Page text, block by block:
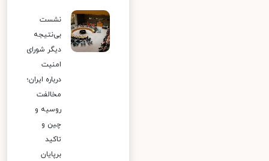
نشست
بی‌نتیجه
دیگر شورای
امنیت
درباره ایران؛
مخالفت
روسیه و
چین و
تاکید
برپایان